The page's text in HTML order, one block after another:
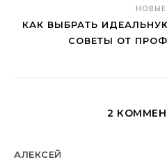
КАК ВЫБРАТЬ
СОВЕТЫ ОТ
2
АЛЕКСЕЙ